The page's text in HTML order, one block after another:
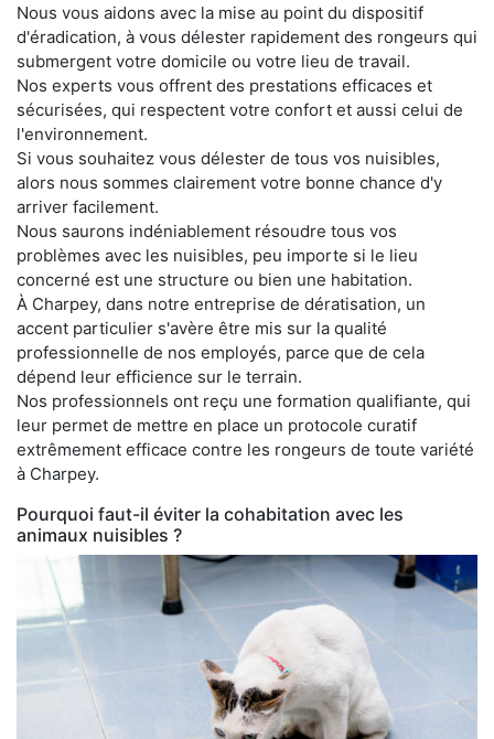
Nous vous aidons avec la mise au point du dispositif
d'éradication, à vous délester rapidement des rongeurs qui
submergent votre domicile ou votre lieu de travail.
Nos experts vous offrent des prestations efficaces et
sécurisées, qui respectent votre confort et aussi celui de
l'environnement.
Si vous souhaitez vous délester de tous vos nuisibles,
alors nous sommes clairement votre bonne chance d'y
arriver facilement.
Nous saurons indéniablement résoudre tous vos
problèmes avec les nuisibles, peu importe si le lieu
concerné est une structure ou bien une habitation.
À Charpey, dans notre entreprise de dératisation, un
accent particulier s'avère être mis sur la qualité
professionnelle de nos employés, parce que de cela
dépend leur efficience sur le terrain.
Nos professionnels ont reçu une formation qualifiante, qui
leur permet de mettre en place un protocole curatif
extrêmement efficace contre les rongeurs de toute variété
à Charpey.
Pourquoi faut-il éviter la cohabitation avec les
animaux nuisibles ?